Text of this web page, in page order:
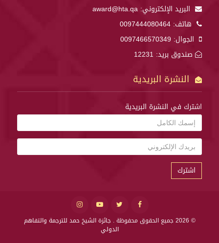
البريد الإلكتروني: award@hta.qa
هاتف: 0097444080464
الجوال: 0097466570349
صندوق بريد: 12231
النشرة البريدية
اشترك في النشرة البريدية
اشترك
© 2026 جميع الحقوق محفوظة .
جائزة الشيخ حمد للترجمة والتفاهم
الدولي